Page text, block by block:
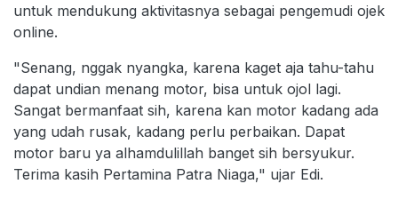
untuk mendukung aktivitasnya sebagai pengemudi ojek
online.
"Senang, nggak nyangka, karena kaget aja tahu-tahu
dapat undian menang motor, bisa untuk ojol lagi.
Sangat bermanfaat sih, karena kan motor kadang ada
yang udah rusak, kadang perlu perbaikan. Dapat
motor baru ya alhamdulillah banget sih bersyukur.
Terima kasih Pertamina Patra Niaga," ujar Edi.